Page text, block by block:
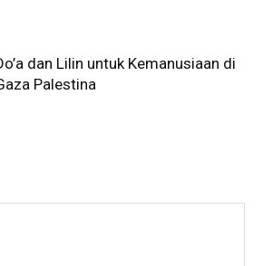
dan Lilin untuk Kemanusiaan di
Palestina